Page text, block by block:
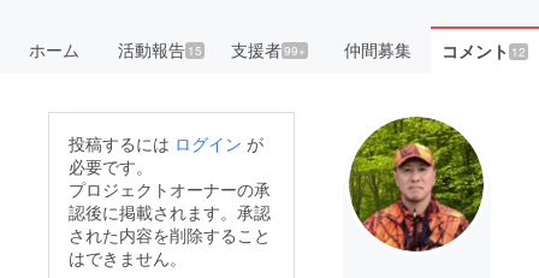
ホーム 活動報告15 支援者99+ 仲間募集 コメント 12
投稿するには ログイン が
必要です。
プロジェクトオーナーの承
認後に掲載されます。承認
された内容を削除すること
はできません。